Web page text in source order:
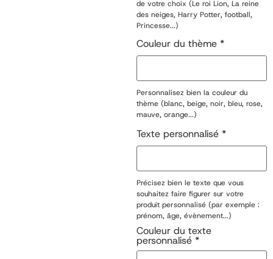
de votre choix (Le roi Lion, La reine
des neiges, Harry Potter, football,
Princesse...)
Couleur du thème *
Personnalisez bien la couleur du
thème (blanc, beige, noir, bleu, rose,
mauve, orange...)
Texte personnalisé *
Précisez bien le texte que vous
souhaitez faire figurer sur votre
produit personnalisé (par exemple :
prénom, âge, évènement...)
Couleur du texte
personnalisé *